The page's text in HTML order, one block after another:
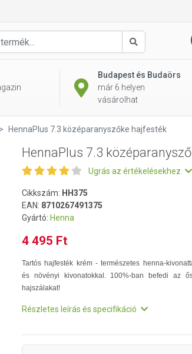
Keresés
Budapest és Budaörs
már 6 helyen
vásárolhat
HennaPlus 7.3 középaranyszőke hajfesték
HennaPlus 7.3
Ugrás az értékelésekhez
Cikkszám: HH375
EAN: 8710267491375
Gyártó: Henna
4 495 Ft
Tartós hajfesték krém - természetes henna-
és növényi kivonatokkal. 100%-ban befedi az
hajszálakat!
Részletes leírás és specifikáció